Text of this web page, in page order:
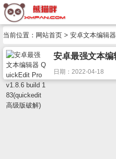
当前位置： 网站首页 > 安卓文本编辑器
日期：2022-04-18